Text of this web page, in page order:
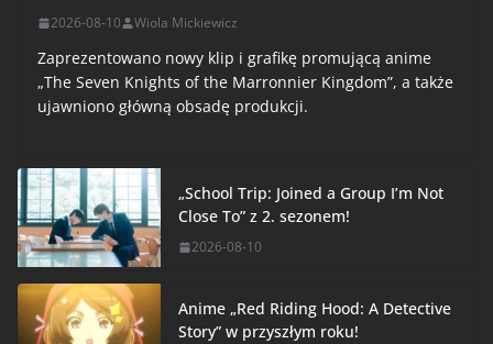
2026-08-10 Wiola Mickiewicz
Zaprezentowano nowy klip i grafikę promującą anime
„The Seven Knights of the Marronnier Kingdom”, a także
ujawniono główną obsadę produkcji.
„School Trip: Joined a Group I’m Not
Close To” z 2. sezonem!
2026-08-10
Anime „Red Riding Hood: A Detective
Story” w przyszłym roku!